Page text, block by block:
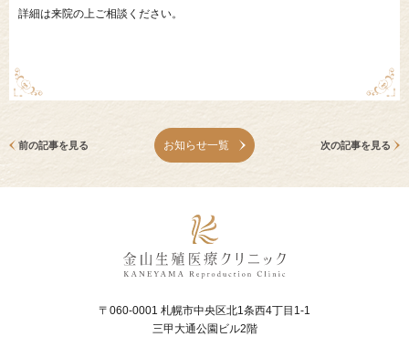
詳細は来院の上ご相談ください。
前の記事を見る お知らせ一覧 次の記事を見る
〒060-0001 札幌市中央区北1条西4丁目1-1
三甲大通公園ビル2階